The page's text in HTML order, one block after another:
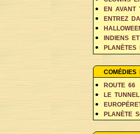
EN AVANT
ENTREZ
INDIENS
PLANÈTES
RÊVES ET
COMÉDIES
ROUTE 66
LE TUNNEL
PLANÈTE